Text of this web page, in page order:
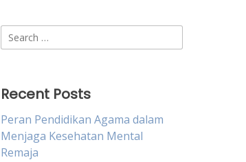
Search
for:
Recent Posts
Peran Pendidikan Agama dalam
Menjaga Kesehatan Mental
Remaja